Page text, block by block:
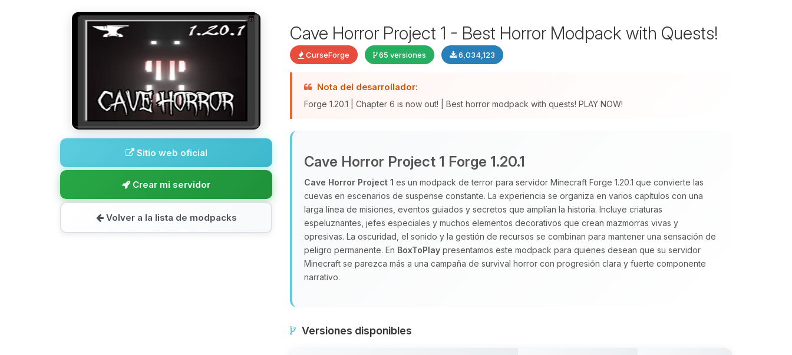
Sitio web oficial
Crear mi servidor
Volver a la lista de modpacks
Cave Horror Project 1 - Best Horror Modpack with Quests!
CurseForge 65 versiones 6,034,123
Nota del desarrollador:
Forge 1.20.1 | Chapter 6 is now out! | Best horror modpack with quests! PLAY NOW!
Cave Horror Project 1 Forge 1.20.1
Cave Horror Project 1 es un modpack de terror para servidor Minecraft Forge 1.20.1 que convierte las
cuevas en escenarios de suspense constante. La experiencia se organiza en varios capítulos con una
larga línea de misiones, eventos guiados y secretos que amplían la historia. Incluye criaturas
espeluznantes, jefes especiales y muchos elementos decorativos que crean mazmorras vivas y
opresivas. La oscuridad, el sonido y la gestión de recursos se combinan para mantener una sensación de
peligro permanente. En BoxToPlay presentamos este modpack para quienes desean que su servidor
Minecraft se parezca más a una campaña de survival horror con progresión clara y fuerte componente
narrativo.
Versiones disponibles